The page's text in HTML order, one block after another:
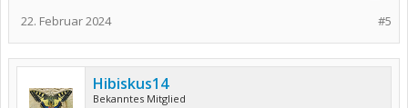
#5
22. Februar 2024
Hibiskus14
Bekanntes Mitglied